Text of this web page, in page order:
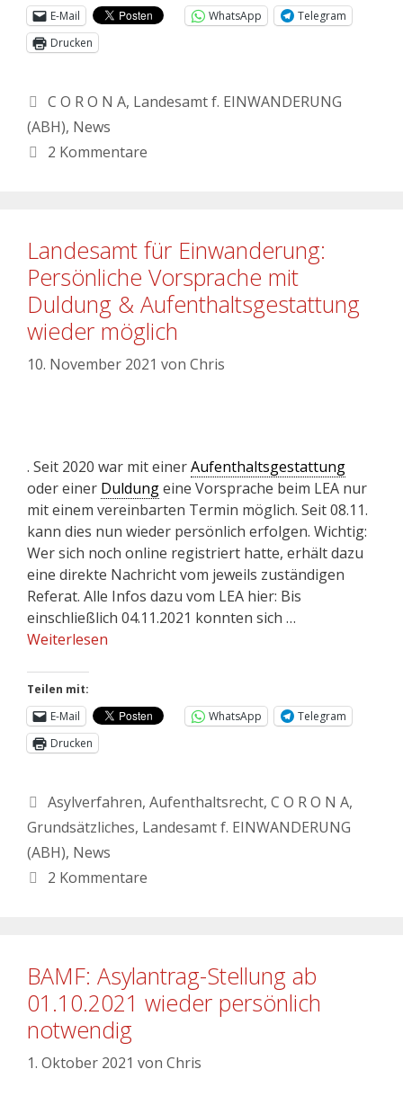
E-Mail
WhatsApp
Telegram
Drucken
C O R O N A, Landesamt f. EINWANDERUNG
(ABH), News
2 Kommentare
Landesamt für Einwanderung:
Persönliche Vorsprache mit
Duldung & Aufenthaltsgestattung
wieder möglich
10. November 2021 von Chris
. Seit 2020 war mit einerAufenthaltsgestattung
oder einer Duldungeine Vorsprache beim LEA nur
mit einem vereinbarten Termin möglich. Seit 08.11.
kann dies nun wieder persönlich erfolgen. Wichtig:
Wer sich noch online registriert hatte, erhält dazu
eine direkte Nachricht vom jeweils zuständigen
Referat. Alle Infos dazu vom LEA hier: Bis
einschließlich 04.11.2021 konnten sich …
Weiterlesen
Teilen mit:
E-Mail
WhatsApp
Telegram
Drucken
Asylverfahren, Aufenthaltsrecht, C O R O N A,
Grundsätzliches, Landesamt f. EINWANDERUNG
(ABH), News
2 Kommentare
BAMF: Asylantrag-Stellung ab
01.10.2021 wieder persönlich
notwendig
1. Oktober 2021 von Chris